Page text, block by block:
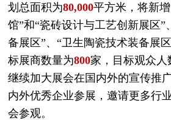
划总面积为80,000平方米，将新
馆”和“瓷砖设计与工艺创新展区”
备展区”、“卫生陶瓷技术装备展
标展商数量为800家，目标观众人
继续加大展会在国内外的宣传推
内外优秀企业参展，邀请更多行
会参观。